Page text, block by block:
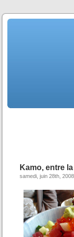
Kamo, entre
samedi, juin 28th, 2008